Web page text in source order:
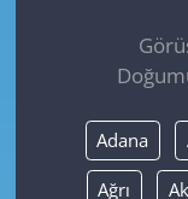
Adana
Ağrı